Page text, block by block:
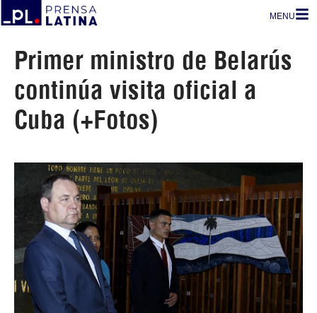
MENU
Primer ministro de Belarús
continúa visita oficial a
Cuba (+Fotos)